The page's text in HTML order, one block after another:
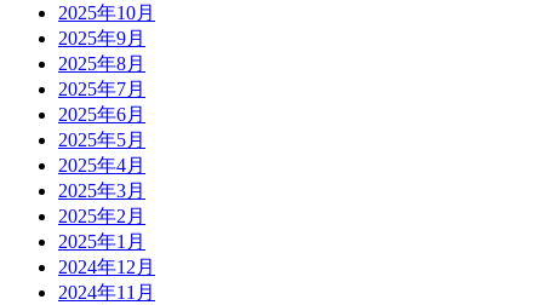
2025年10月
2025年9月
2025年8月
2025年7月
2025年6月
2025年5月
2025年4月
2025年3月
2025年2月
2025年1月
2024年12月
2024年11月